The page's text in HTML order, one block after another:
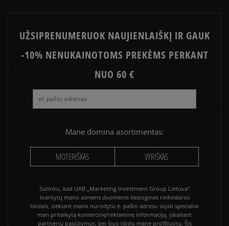
UŽSIPRENUMERUOK NAUJIENLAIŠKĮ IR GAUK
-10% NENUKAINOTOMS PREKĖMS PERKANT
NUO 60 €
Mane domina asortimentas:
MOTERIŠKAS VYRIŠKAS
Sutinku, kad UAB „Marketing Investment Group Lietuva“
tvarkytų mano asmens duomenis tiesioginės rinkodaros
tikslais, siekiant mano nurodytu e. pašto adresu siųsti specialiai
man pritaikytą komercinę/reklaminę informaciją, įskaitant
partnerių pasiūlymus, bei šiuo tikslu mane profiliuotų. Šis